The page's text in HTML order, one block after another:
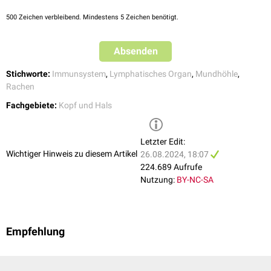
500 Zeichen verbleibend. Mindestens 5 Zeichen benötigt.
Absenden
Stichworte: Immunsystem, Lymphatisches Organ, Mundhöhle,
Rachen
Fachgebiete: Kopf und Hals
Wichtiger Hinweis zu diesem Artikel
Letzter Edit:
26.08.2024, 18:07
224.689 Aufrufe
Nutzung: BY-NC-SA
Empfehlung